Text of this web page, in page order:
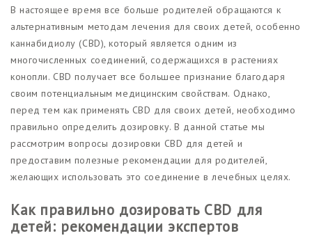
В настоящее время все больше родителей обращаются к
альтернативным методам лечения для своих детей, особенно
каннабидиолу (CBD), который является одним из
многочисленных соединений, содержащихся в растениях
конопли. CBD получает все большее признание благодаря
своим потенциальным медицинским свойствам. Однако,
перед тем как применять CBD для своих детей, необходимо
правильно определить дозировку. В данной статье мы
рассмотрим вопросы дозировки CBD для детей и
предоставим полезные рекомендации для родителей,
желающих использовать это соединение в лечебных целях.
Как правильно дозировать CBD для
детей: рекомендации экспертов